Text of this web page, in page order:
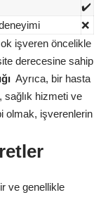
✔️
❌
işveren öncelikle
derecesine sahip
Ayrıca, bir hasta
sağlık hizmeti ve
olmak, işverenlerin
ve genellikle